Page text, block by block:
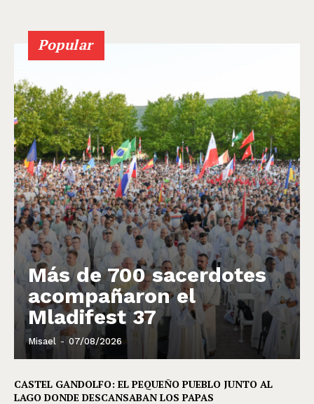
Popular
Más de 700 sacerdotes
acompañaron el
Mladifest 37
Misael - 07/08/2026
CASTEL GANDOLFO: EL PEQUEÑO PUEBLO JUNTO AL
LAGO DONDE DESCANSABAN LOS PAPAS